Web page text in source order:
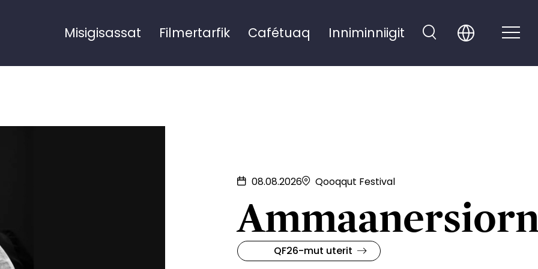
Misigisassat
Filmertarfik Cafétuaq Inniminniigit
08.08.2026 Qooqqut Festival
QF26-mut uterit